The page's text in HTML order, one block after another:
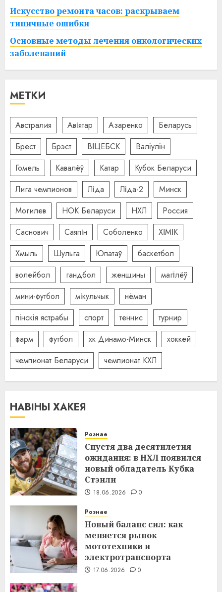
Искусство ремонта часов: раскрываем
типичные ошибки
Основные методы лечения онкологических
заболеваний
МЕТКИ
Австралия Авіятар Азаренко
Беларусь
Брест
Брэст ВІЦЕБСК
Валіулін
Гомель
Кавалёў Катар
Кубок Беларуси
Лига чемпионов
Ліда Ліда-2
Минск
Могилев
НОК Беларуси НХЛ
Россия
Саснович
Саяпін Соболенко
ХІМІК
Хмыль
Шульга Юпатаў
баскетбол
волейбол
гандбол женщины
магілёў
мини-футбол
мікульчык
нёман
пінскія ястрабы
спорт теннис
турнир
фарм
футбол хк Динамо-Минск
хоккей
чемпионат Беларуси
чемпионат КХЛ
НАВІНЫ ХАКЕЯ
Рознае
Спустя два десятилетия
ожидания: в НХЛ появился
новый обладатель Кубка
Стэнли
18.06.2026 0
Рознае
Новый баланс сил: как
меняется рынок
мототехники и
электротранспорта
17.06.2026 0